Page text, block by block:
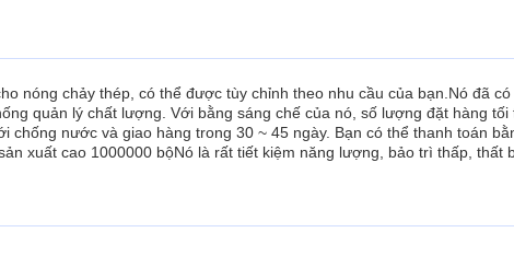
nóng chảy thép, có thể được tùy chỉnh theo nhu cầu của bạn.Nó đã
quản lý chất lượng. Với bằng sáng chế của nó, số lượng đặt hàng tối
nước và giao hàng trong 30 ~ 45 ngày. Bạn có thể thanh toán
xuất cao 1000000 bộNó là rất tiết kiệm năng lượng, bảo trì thấp, thất